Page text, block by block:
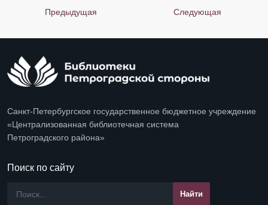
Предыдущая Следующая
Санкт-Петербургское государственное бюджетное учреждение
«Централизованная библиотечная система
Петроградского района»
Поиск по сайту